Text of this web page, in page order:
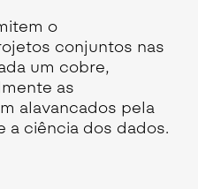
o
conjuntos nas
um cobre,
as
alavancados pela
a ciência dos dados.